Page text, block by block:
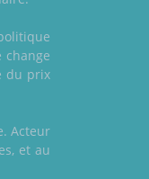
change
du prix
Acteur
et au